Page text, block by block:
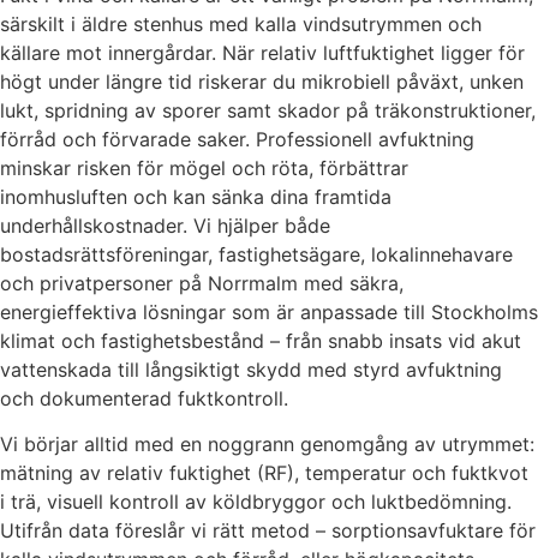
särskilt i äldre stenhus med kalla vindsutrymmen och
källare mot innergårdar. När relativ luftfuktighet ligger för
högt under längre tid riskerar du mikrobiell påväxt, unken
lukt, spridning av sporer samt skador på träkonstruktioner,
förråd och förvarade saker. Professionell avfuktning
minskar risken för mögel och röta, förbättrar
inomhusluften och kan sänka dina framtida
underhållskostnader. Vi hjälper både
bostadsrättsföreningar, fastighetsägare, lokalinnehavare
och privatpersoner på Norrmalm med säkra,
energieffektiva lösningar som är anpassade till Stockholms
klimat och fastighetsbestånd – från snabb insats vid akut
vattenskada till långsiktigt skydd med styrd avfuktning
och dokumenterad fuktkontroll.
Vi börjar alltid med en noggrann genomgång av utrymmet:
mätning av relativ fuktighet (RF), temperatur och fuktkvot
i trä, visuell kontroll av köldbryggor och luktbedömning.
Utifrån data föreslår vi rätt metod – sorptionsavfuktare för